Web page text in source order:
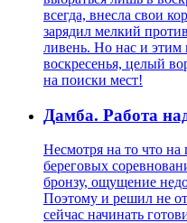
всегда, внесла свои
зарядил мелкий
ливень. Но нас и этим
воскресенья, целый
на поиски мест!
Дамба. Работа
Несмотря на то что
береговых
бронзу, ощущение
Поэтому и решил не
сейчас начинать